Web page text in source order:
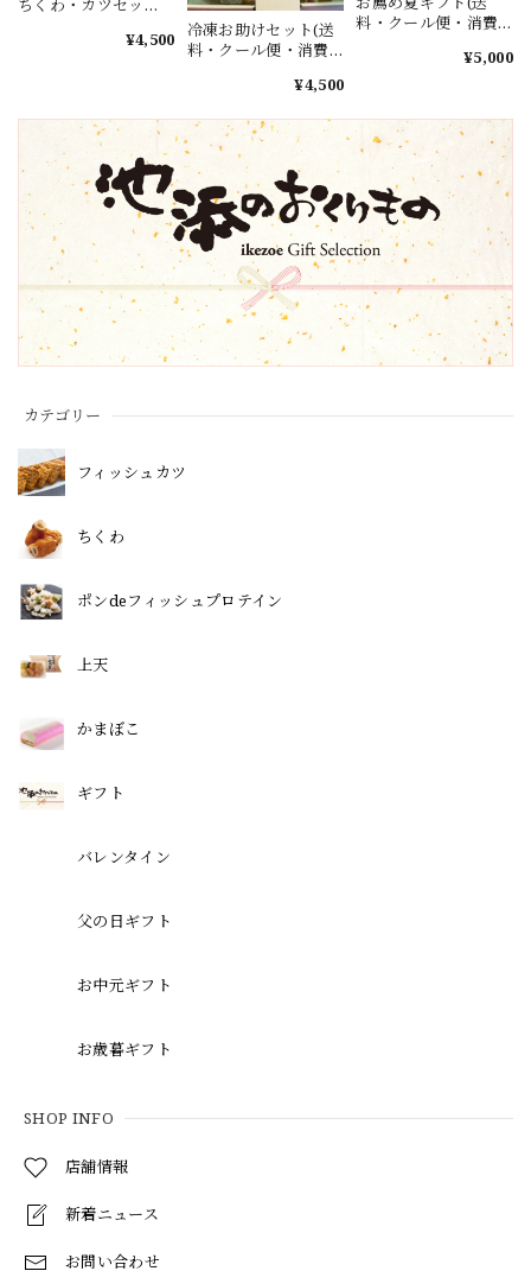
カテゴリー
フィッシュカツ
ちくわ
ポンdeフィッシュプロテイン
上天
かまぼこ
ギフト
バレンタイン
父の日ギフト
お中元ギフト
お歳暮ギフト
SHOP INFO
店舗情報
新着ニュース
お問い合わせ
ちくわ・カツセッ
道・東北・沖縄・離
¥4,500
冷凍お助けセット(送
料・クール便・消費
北・沖縄・離島はプ
¥4,500
料・クール便・消費
北・沖縄・離島はプ
¥5,000